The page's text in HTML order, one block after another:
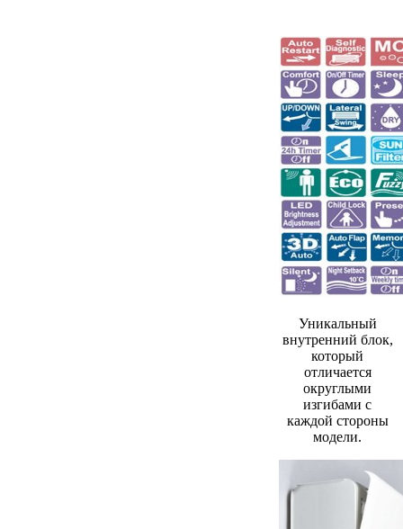
Уникальный
внутренний блок,
который
отличается
округлыми
изгибами с
каждой стороны
модели.